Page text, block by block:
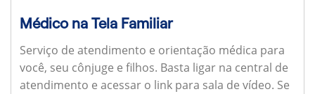
Médico na Tela Familiar
Serviço de atendimento e orientação médica para
você, seu cônjuge e filhos. Basta ligar na central de
atendimento e acessar o link para sala de vídeo. Se